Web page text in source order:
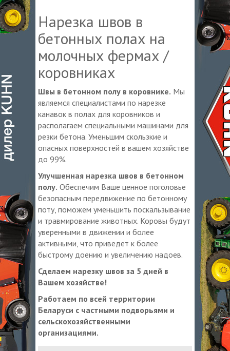
Нарезка швов в
бетонных полах на
молочных фермах /
коровниках
Швы в бетонном полу в коровнике. Мы
являемся специалистами по нарезке
канавок в полах для коровников и
располагаем специальными машинами для
резки бетона. Уменьшим скользкие и
опасных поверхностей в вашем хозяйстве
до 99%.
Улучшенная нарезка швов в бетонном
полу. Обеспечим Ваше ценное поголовье
безопасным передвижение по бетонному
поту, поможем уменьшить поскальзывание
и травмирование животных. Коровы будут
уверенными в движении и более
активными, что приведет к более
быстрому доению и увеличению надоев.
Сделаем нарезку швов за 5 дней в
Вашем хозяйстве!
Работаем по всей территории
Беларуси с частными подворьями и
сельскохозяйственными
организациями.